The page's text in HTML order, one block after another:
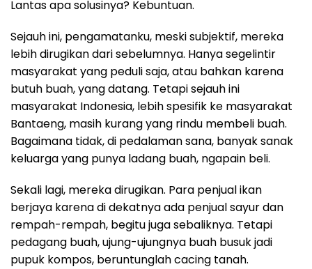
Lantas apa solusinya? Kebuntuan.
Sejauh ini, pengamatanku, meski subjektif, mereka
lebih dirugikan dari sebelumnya. Hanya segelintir
masyarakat yang peduli saja, atau bahkan karena
butuh buah, yang datang. Tetapi sejauh ini
masyarakat Indonesia, lebih spesifik ke masyarakat
Bantaeng, masih kurang yang rindu membeli buah.
Bagaimana tidak, di pedalaman sana, banyak sanak
keluarga yang punya ladang buah, ngapain beli.
Sekali lagi, mereka dirugikan. Para penjual ikan
berjaya karena di dekatnya ada penjual sayur dan
rempah-rempah, begitu juga sebaliknya. Tetapi
pedagang buah, ujung-ujungnya buah busuk jadi
pupuk kompos, beruntunglah cacing tanah.